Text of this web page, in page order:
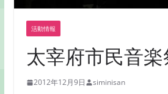
活動情報
太宰府市民音楽
2012年12月9日 siminisan